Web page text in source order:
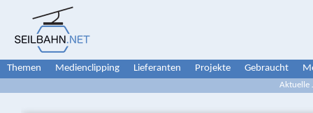
Themen Medienclipping Lieferanten Projekte Gebraucht
Aktuelle